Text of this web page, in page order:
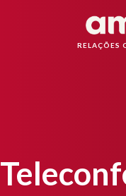
RELAÇÕES